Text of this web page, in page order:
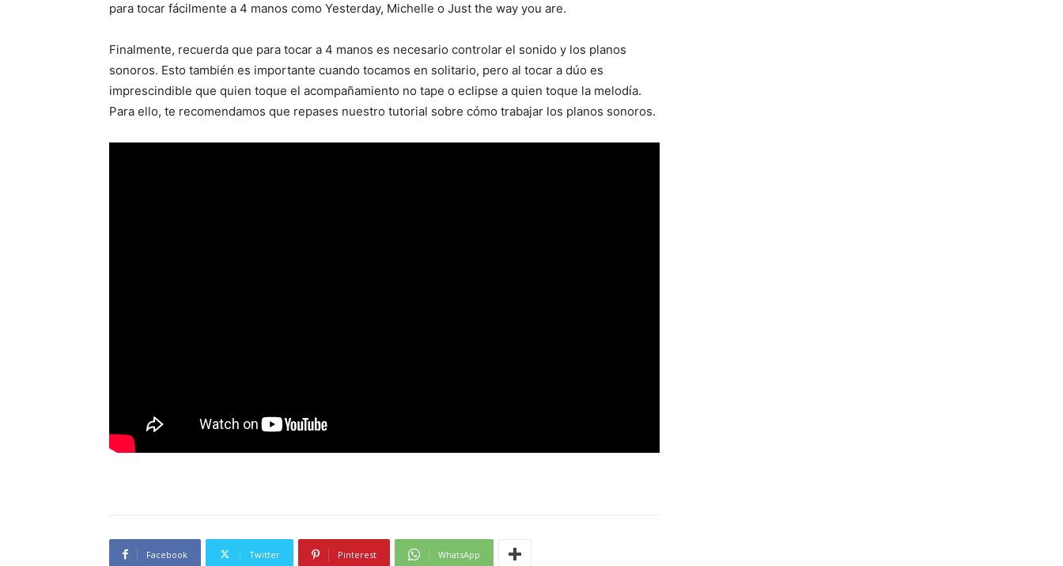
para tocar fácilmente a 4 manos como Yesterday, Michelle o Just the way you are.
Finalmente, recuerda que para tocar a 4 manos es necesario controlar el sonido y los planos
sonoros. Esto también es importante cuando tocamos en solitario, pero al tocar a dúo es
imprescindible que quien toque el acompañamiento no tape o eclipse a quien toque la melodía.
Para ello, te recomendamos que repases nuestro tutorial sobre cómo trabajar los planos sonoros.
Facebook Twitter Pinterest WhatsApp